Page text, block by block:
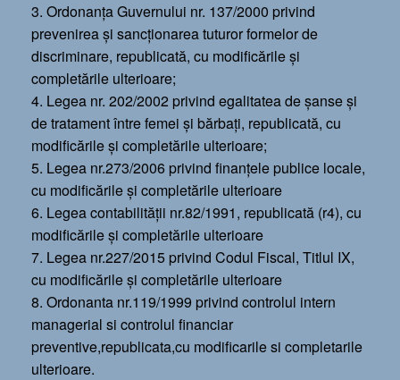
3. Ordonanța Guvernului nr. 137/2000 privind
prevenirea și sancționarea tuturor formelor de
discriminare, republicată, cu modificările și
completările ulterioare;
4. Legea nr. 202/2002 privind egalitatea de șanse și
de tratament între femei și bărbați, republicată, cu
modificările și completările ulterioare;
5. Legea nr.273/2006 privind finanțele publice locale,
cu modificările și completările ulterioare
6. Legea contabilității nr.82/1991, republicată (r4), cu
modificările și completările ulterioare
7. Legea nr.227/2015 privind Codul Fiscal, Titlul IX,
cu modificările și completările ulterioare
8. Ordonanta nr.119/1999 privind controlul intern
managerial si controlul financiar
preventive,republicata,cu modificarile si completarile
ulterioare.